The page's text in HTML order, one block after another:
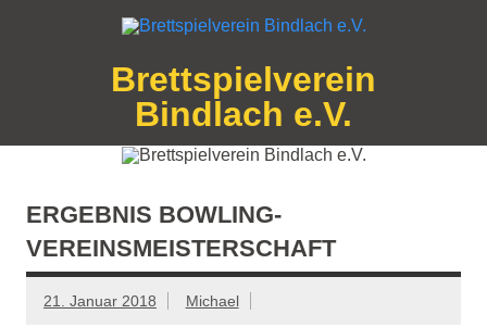
Brettspielverein
Bindlach e.V.
Die Outlawkumpels
ERGEBNIS BOWLING-
VEREINSMEISTERSCHAFT
21. Januar 2018 Michael